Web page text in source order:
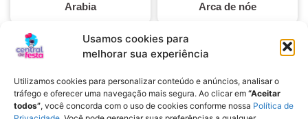
Usamos cookies para
melhorar sua experiência
Utilizamos cookies para personalizar conteúdo e anúncios, analisar o
tráfego e oferecer uma navegação mais segura. Ao clicar em “Aceitar
todos”, você concorda com o uso de cookies conforme nossa Política de
Arabia Arca de nóe